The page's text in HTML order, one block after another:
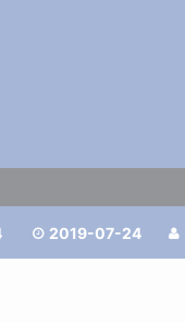
 2019-07-24 